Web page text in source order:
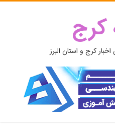
کرج
کرج و استان البرز